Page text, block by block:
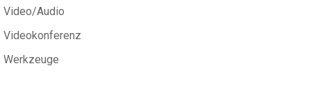
Video/Audio
Videokonferenz
Werkzeuge